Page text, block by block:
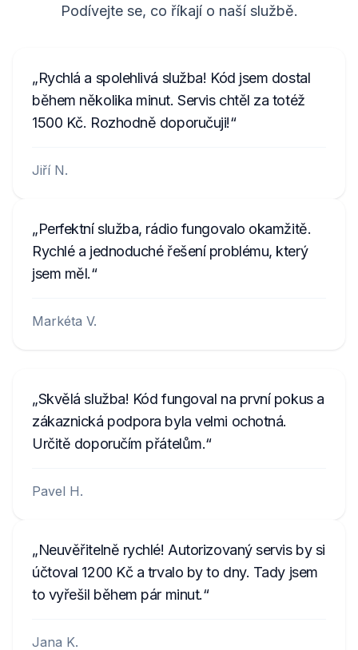
Podívejte se, co říkají o naší službě.
Rychlá a spolehlivá služba! Kód jsem dostal
během několika minut. Servis chtěl za totéž
1500 Kč. Rozhodně doporučuji!
Jiří N.
Perfektní služba, rádio fungovalo okamžitě.
Rychlé a jednoduché řešení problému, který
jsem měl.
Markéta V.
Skvělá služba! Kód fungoval na první pokus a
zákaznická podpora byla velmi ochotná.
Určitě doporučím přátelům.
Pavel H.
Neuvěřitelně rychlé! Autorizovaný servis by si
účtoval 1200 Kč a trvalo by to dny. Tady jsem
to vyřešil během pár minut.
Jana K.